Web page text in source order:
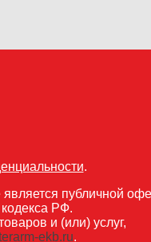
.
публичной
РФ.
и (или) услуг,
ekb.ru.